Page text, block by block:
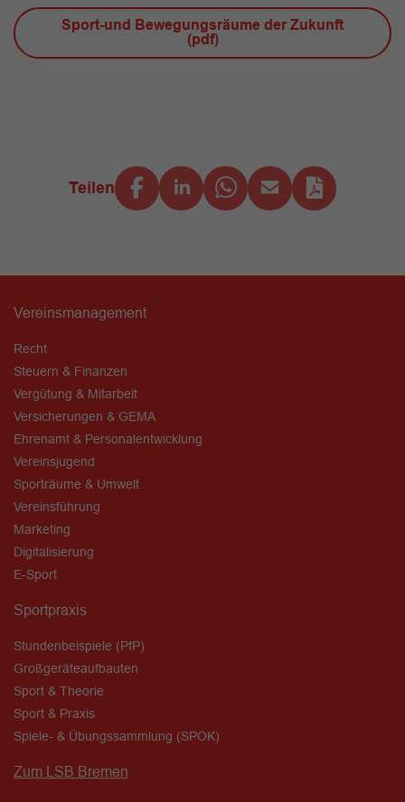
Sport-und Bewegungsräume der Zukunft
(pdf)
Teilen
Vereinsmanagement
Recht
Steuern & Finanzen
Vergütung & Mitarbeit
Versicherungen & GEMA
Ehrenamt & Personalentwicklung
Vereinsjugend
Sporträume & Umwelt
Vereinsführung
Marketing
Digitalisierung
E-Sport
Sportpraxis
Stundenbeispiele (PfP)
Großgeräteaufbauten
Sport & Theorie
Sport & Praxis
Spiele- & Übungssammlung (SPOK)
Zum LSB Bremen